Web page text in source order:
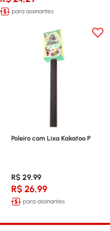
para assinantes
Poleiro com Lixa Kakatoo P
R$ 29,99
R$ 26,99
para assinantes